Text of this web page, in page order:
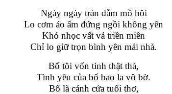
Ngày ngày trán đẫm mồ hôi
Lo cơm áo ấm đứng ngồi không yên
Khó nhọc vất vả triền miên
Chỉ lo giữ trọn bình yên mái nhà.
Bố tôi vốn tính thật thà,
Tình yêu của bố bao la vô bờ.
Bố là cánh cửa tuổi thơ,